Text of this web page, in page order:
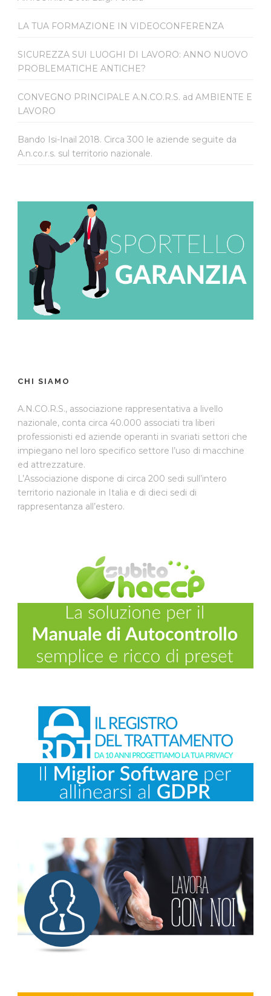
LA TUA FORMAZIONE IN VIDEOCONFERENZA
SICUREZZA SUI LUOGHI DI LAVORO: ANNO NUOVO
PROBLEMATICHE ANTICHE?
CONVEGNO PRINCIPALE A.N.CO.R.S. ad AMBIENTE E
LAVORO
Bando Isi-Inail 2018. Circa 300 le aziende seguite da
A.n.co.r.s. sul territorio nazionale.
CHI SIAMO
A.N.CO.R.S., associazione rappresentativa a livello
nazionale, conta circa 40.000 associati tra liberi
professionisti ed aziende operanti in svariati settori che
impiegano nel loro specifico settore l’uso di macchine
ed attrezzature.
L’Associazione dispone di circa 200 sedi sull’intero
territorio nazionale in Italia e di dieci sedi di
rappresentanza all’estero.